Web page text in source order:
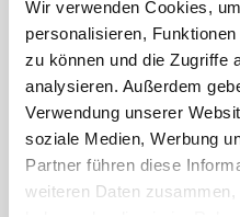
Wir verwenden Cookies,
personalisieren,
zu können und die Zugriffe
analysieren. Außerdem
Verwendung unserer
soziale Medien, Werbung
Partner führen diese
weiteren Daten